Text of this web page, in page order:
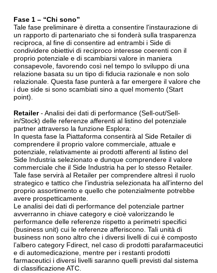
Fase 1 – “Chi sono”
Tale fase preliminare è diretta a consentire l'instaurazione di
un rapporto di partenariato che si fonderà sulla trasparenza
reciproca, al fine di consentire ad entrambi i Side di
condividere obiettivi di reciproco interesse coerenti con il
proprio potenziale e di scambiarsi valore in maniera
consapevole, favorendo così nel tempo lo sviluppo di una
relazione basata su un tipo di fiducia razionale e non solo
relazionale. Questa fase punterà a far emergere il valore che
i due side si sono scambiati sino a quel momento (Start
point).
Retailer- Analisi dei dati di performance (Sell-out/Sell-
in/Stock) delle referenze afferenti al listino del potenziale
partner attraverso la funzione Esplora:
In questa fase la Piattaforma consentirà al Side Retailer di
comprendere il proprio valore commerciale, attuale e
potenziale, relativamente ai prodotti afferenti al listino del
Side Industria selezionato e dunque comprendere il valore
commerciale che il Side Industria ha per lo stesso Retailer.
Tale fase servirà al Retailer per comprendere altresì il ruolo
strategico e tattico che l’industria selezionata ha all’interno del
proprio assortimento e quello che potenzialmente potrebbe
avere prospetticamente.
Le analisi dei dati di performance del potenziale partner
avverranno in chiave category e cioè valorizzando le
performance delle referenze rispetto a perimetri specifici
(business unit) cui le referenze afferiscono. Tali unità di
business non sono altro che i diversi livelli di cui è composto
l’albero category Fdirect, nel caso di prodotti parafarmaceutici
e di automedicazione, mentre per i restanti prodotti
farmaceutici i diversi livelli saranno quelli previsti dal sistema
di classificazione ATC.